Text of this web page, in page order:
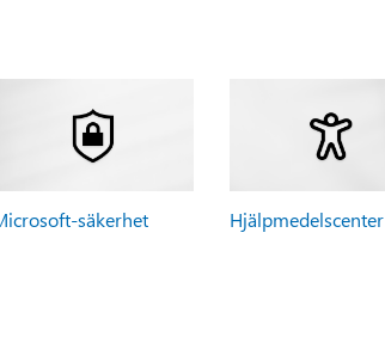
säkerhet Hjälpmedelscenter